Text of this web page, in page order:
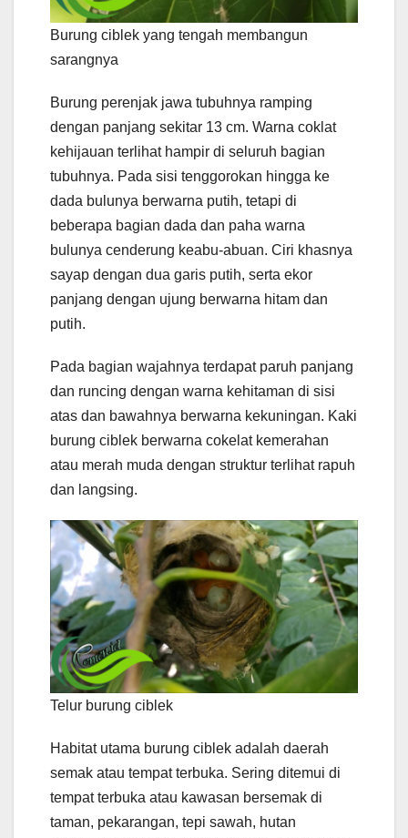
Burung ciblek yang tengah membangun
sarangnya
Burung perenjak jawa tubuhnya ramping
dengan panjang sekitar 13 cm. Warna coklat
kehijauan terlihat hampir di seluruh bagian
tubuhnya. Pada sisi tenggorokan hingga ke
dada bulunya berwarna putih, tetapi di
beberapa bagian dada dan paha warna
bulunya cenderung keabu-abuan. Ciri khasnya
sayap dengan dua garis putih, serta ekor
panjang dengan ujung berwarna hitam dan
putih.
Pada bagian wajahnya terdapat paruh panjang
dan runcing dengan warna kehitaman di sisi
atas dan bawahnya berwarna kekuningan. Kaki
burung ciblek berwarna cokelat kemerahan
atau merah muda dengan struktur terlihat rapuh
dan langsing.
Telur burung ciblek
Habitat utama burung ciblek adalah daerah
semak atau tempat terbuka. Sering ditemui di
tempat terbuka atau kawasan bersemak di
taman, pekarangan, tepi sawah, hutan